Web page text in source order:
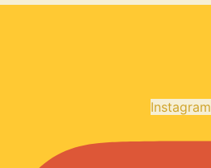
Instagram